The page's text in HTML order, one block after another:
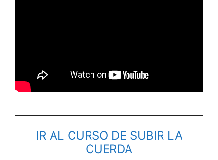
IR AL CURSO DE SUBIR LA
CUERDA